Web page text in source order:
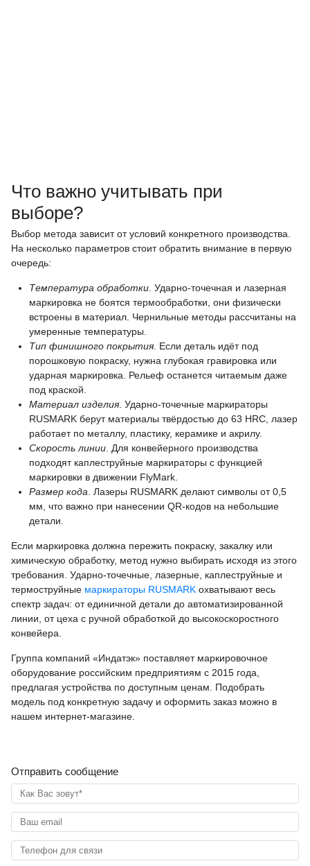
Что важно учитывать при
выборе?
Выбор метода зависит от условий конкретного производства.
На несколько параметров стоит обратить внимание в первую
очередь:
Температура обработки . Ударно-точечная и лазерная
маркировка не боятся термообработки, они физически
встроены в материал. Чернильные методы рассчитаны на
умеренные температуры.
Тип финишного покрытия . Если деталь идёт под
порошковую покраску, нужна глубокая гравировка или
ударная маркировка. Рельеф останется читаемым даже
под краской.
Материал изделия . Ударно-точечные маркираторы
RUSMARK берут материалы твёрдостью до 63 HRC, лазер
работает по металлу, пластику, керамике и акрилу.
Скорость линии . Для конвейерного производства
подходят каплеструйные маркираторы с функцией
маркировки в движении FlyMark.
Размер кода . Лазеры RUSMARK делают символы от 0,5
мм, что важно при нанесении QR-кодов на небольшие
детали.
Если маркировка должна пережить покраску, закалку или
химическую обработку, метод нужно выбирать исходя из этого
требования. Ударно-точечные, лазерные, каплеструйные и
термоструйные маркираторы RUSMARK охватывают весь
спектр задач: от единичной детали до автоматизированной
линии, от цеха с ручной обработкой до высокоскоростного
конвейера.
Группа компаний «Индатэк» поставляет маркировочное
оборудование российским предприятиям с 2015 года,
предлагая устройства по доступным ценам. Подобрать
модель под конкретную задачу и оформить заказ можно в
нашем интернет-магазине.
Отправить сообщение